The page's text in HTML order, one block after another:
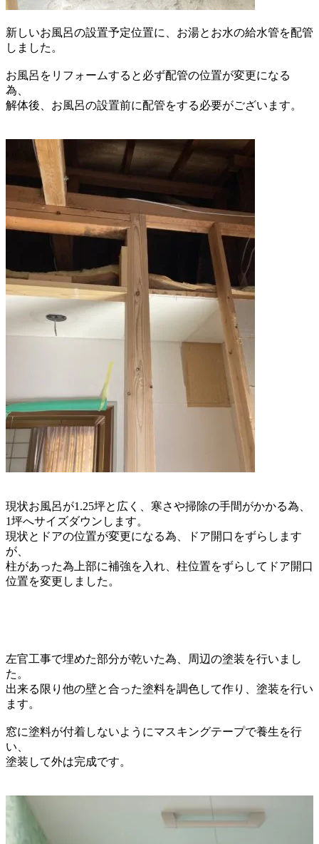
新しいお風呂の設置予定位置に、 お湯とお水の給水管を配管
しました。
お風呂をリフォームすると必ず配管の位置が変更になる
為、
解体後、お風呂の設置前に配管をする必要がございます。
現状お風呂が1.25坪と広く、 寒さや掃除の手間がかかる為、
1坪へサイズダウンします。
現状とドアの位置が変更になる為、
ドア開口をずらします
が、
柱があった為上部に補強を入れ、 柱位置をずらしてドア開口
位置を変更しました。
左官工事で埋めた部分が乾いた為、
周辺の塗装を行いまし
た。
出来る限り他の壁と合った塗料を調色して作り、塗装を行い
ます。
窓に塗料が付着しないようにマスキングテープで養生を行
い、
塗装して外は完成です。